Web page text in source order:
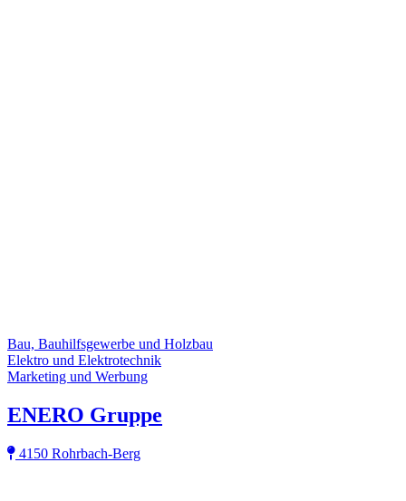
Bau, Bauhilfsgewerbe und Holzbau
Elektro und Elektrotechnik
Marketing und Werbung
ENERO Gruppe
4150 Rohrbach-Berg